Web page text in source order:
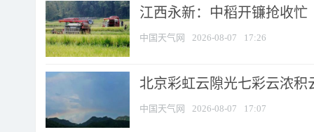
江西永新：中稻开镰抢收忙
中国天气网 2026-08-07 17:26
北京彩虹云隙光七彩云浓积
中国天气网 2026-08-07 17:07